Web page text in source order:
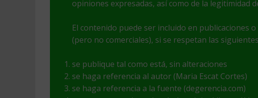
opiniones expresadas, así como de la legitimidad
El contenido puede ser incluido en publicaciones
(pero no comerciales), si se respetan las
se publique tal como está, sin alteraciones
se haga referencia al autor (Maria Escat Cortes)
se haga referencia a la fuente (degerencia.com)